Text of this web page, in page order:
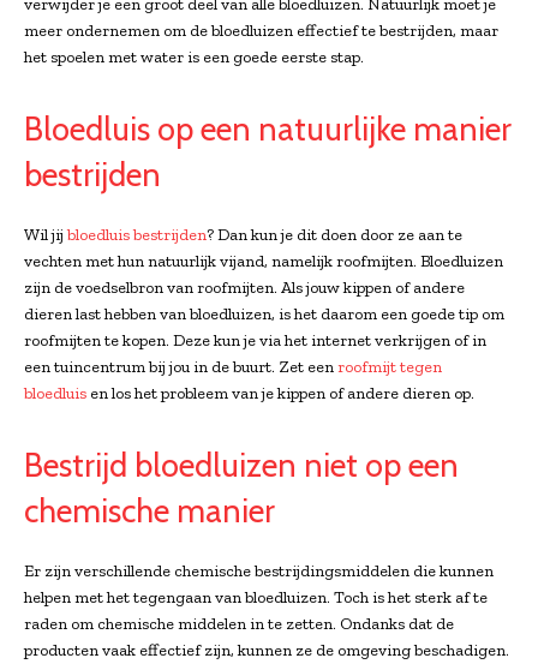
meer ondernemen om de bloedluizen effectief te bestrijden, maar
het spoelen met water is een goede eerste stap.
Bloedluis op een natuurlijke manier
bestrijden
Wil jijbloedluis bestrijden? Dan kun je dit doen door ze aan te
vechten met hun natuurlijk vijand, namelijk roofmijten. Bloedluizen
zijn de voedselbron van roofmijten. Als jouw kippen of andere
dieren last hebben van bloedluizen, is het daarom een goede tip om
roofmijten te kopen. Deze kun je via het internet verkrijgen of in
een tuincentrum bij jou in de buurt. Zet eenroofmijt tegen
bloedluis en los het probleem van je kippen of andere dieren op.
Bestrijd bloedluizen niet op een
chemische manier
Er zijn verschillende chemische bestrijdingsmiddelen die kunnen
helpen met het tegengaan van bloedluizen. Toch is het sterk af te
raden om chemische middelen in te zetten. Ondanks dat de
producten vaak effectief zijn, kunnen ze de omgeving beschadigen.